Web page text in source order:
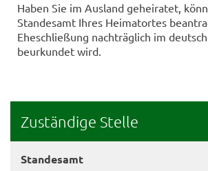
Haben Sie im Ausland geheiratet,
Standesamt Ihres Heimatortes
Eheschließung nachträglich im
beurkundet wird.
Zuständige Stelle
Standesamt